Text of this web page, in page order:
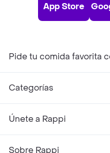
App Store
Pide tu comida favorita
Categorías
Únete a Rappi
Sobre Rappi